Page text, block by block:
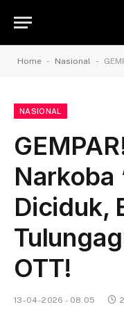
Home - Nasional -
NASIONAL
Narkoba
Diciduk,
OTT!
13-04-2026 - 08.05